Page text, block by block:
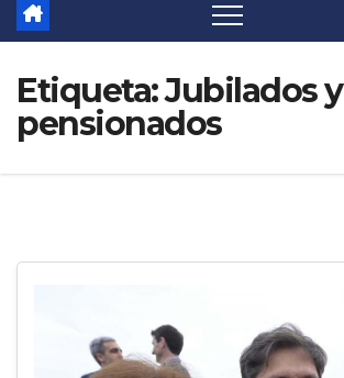
Etiqueta:Jubilados y
pensionados